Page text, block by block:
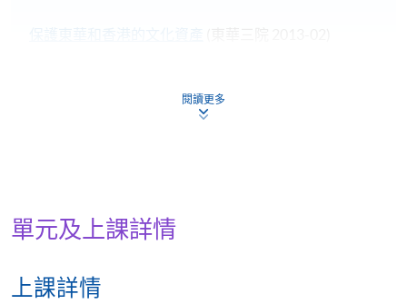
現時接受報名
日期 / 時間
閱讀更多
單元及上課詳情
上課詳情